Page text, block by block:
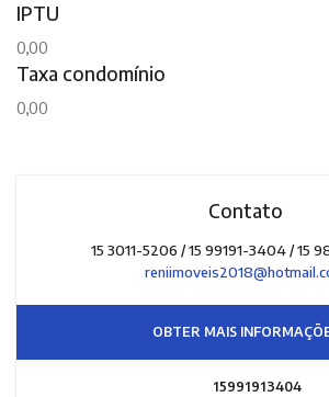
IPTU
0,00
Taxa condomínio
0,00
Contato
15 3011-5206 / 15 99191-3404 / 15
OBTER MAIS
15991913404